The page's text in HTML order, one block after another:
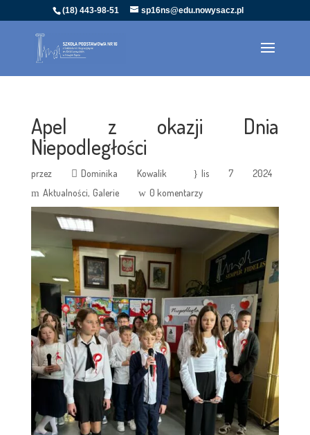
(18) 443-98-51 sp16ns@edu.nowysacz.pl
Apel z okazji Dnia
Niepodległości
przez Dominika Kowalik
lis 7 2024
Aktualności Galerie 0 komentarzy